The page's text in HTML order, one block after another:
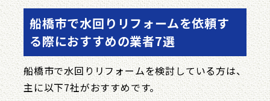
船橋市で水回りリフォームを依頼す
る際におすすめの業者7選
船橋市で水回りリフォームを検討している方は、
主に以下7社がおすすめです。